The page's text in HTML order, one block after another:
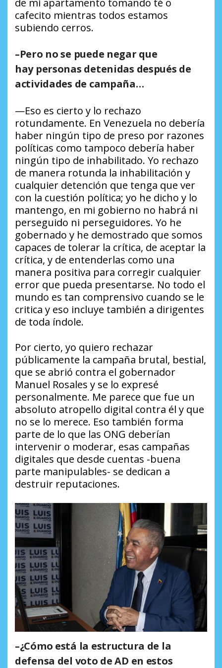
de mi apartamento tomando té o
cafecito mientras todos estamos
subiendo cerros.
–Pero no se puede negar que
hay personas detenidas después de
actividades de campaña…
—Eso es cierto y lo rechazo
rotundamente. En Venezuela no debería
haber ningún tipo de preso por razones
políticas como tampoco debería haber
ningún tipo de inhabilitado. Yo rechazo
de manera rotunda la inhabilitación y
cualquier detención que tenga que ver
con la cuestión política; yo he dicho y lo
mantengo, en mi gobierno no habrá ni
perseguido ni perseguidores. Yo he
gobernado y he demostrado que somos
capaces de tolerar la crítica, de aceptar la
crítica, y de entenderlas como una
manera positiva para corregir cualquier
error que pueda presentarse. No todo el
mundo es tan comprensivo cuando se le
critica y eso incluye también a dirigentes
de toda índole.
Por cierto, yo quiero rechazar
públicamente la campaña brutal, bestial,
que se abrió contra el gobernador
Manuel Rosales y se lo expresé
personalmente. Me parece que fue un
absoluto atropello digital contra él y que
no se lo merece. Eso también forma
parte de lo que las ONG deberían
intervenir o moderar, esas campañas
digitales que desde cuentas -buena
parte manipulables- se dedican a
destruir reputaciones.
–¿Cómo está la estructura de la
defensa del voto de AD en estos